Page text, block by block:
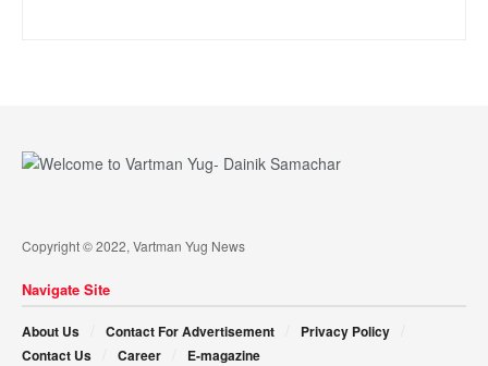
Copyright © 2022, Vartman Yug News
Navigate Site
About Us Contact For Advertisement
Privacy Policy
Contact Us
Career E-magazine